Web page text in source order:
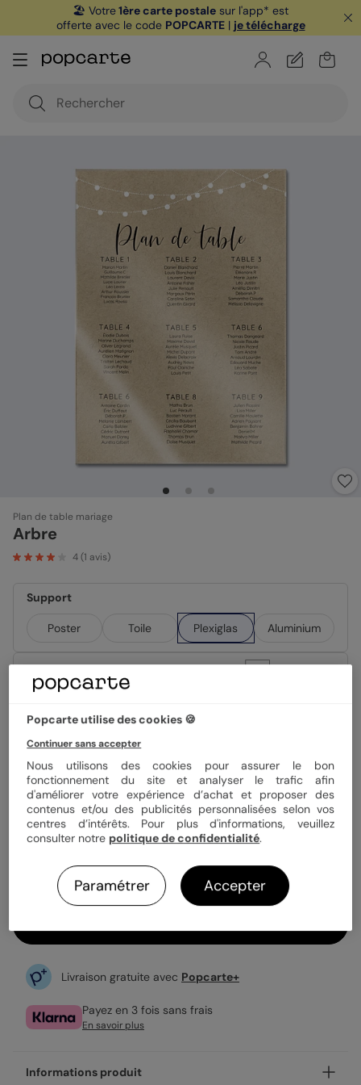
🏖️ Votre1ère carte postale sur l'app* est
offerte avec le code POPCARTE| je télécharge
Plan de table mariage
Arbre
4(1 avis)
Support
Poster Toile Plexiglas Aluminium
Format
Quantité
99,90 €
Plexiglass transparent
1 format disponible.
Expédition rapide en 48h
Livraison gratuite avec Popcarte+
Payez en 3 fois sans frais
En savoir plus
Informations produit
Popcarte utilise des cookies 🍪
Continuer sans accepter
Nous utilisons des cookies pour assurer le bon
fonctionnement du site et analyser le trafic afin
d'améliorer votre expérience d’achat et proposer des
contenus et/ou des publicités personnalisées selon vos
centres d’intérêts. Pour plus d'informations, veuillez
consulter notre politique de confidentialité.
Paramétrer Accepter